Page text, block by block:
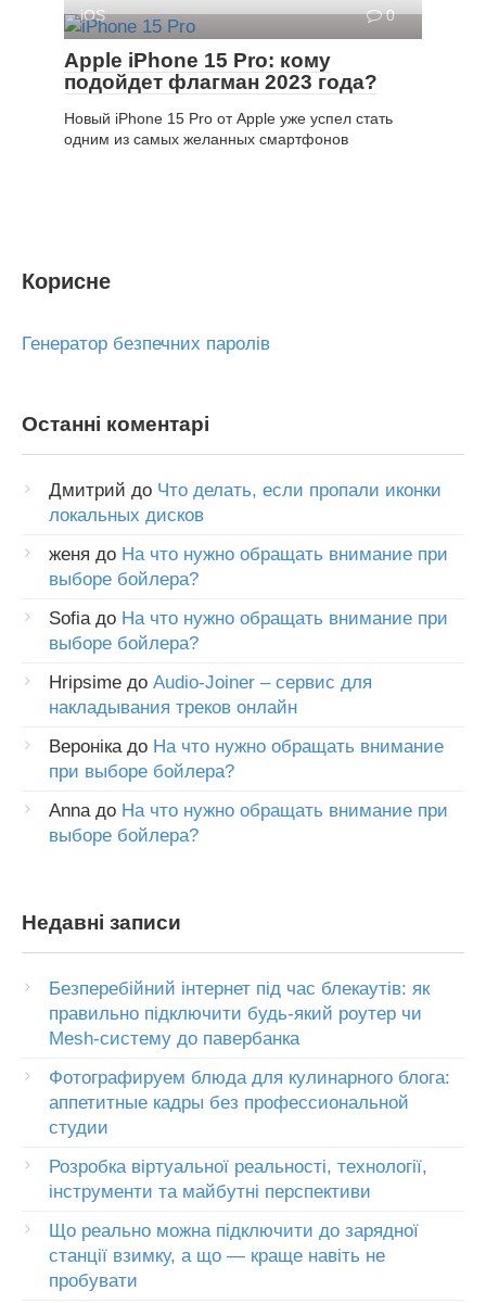
iOS 0
Apple iPhone 15 Pro: кому
подойдет флагман 2023 года?
Новый iPhone 15 Pro от Apple уже успел стать
одним из самых желанных смартфонов
Корисне
Генератор безпечних паролів
Останні коментарі
Дмитрий до Что делать, если пропали иконки
локальных дисков
женя до На что нужно обращать внимание при
выборе бойлера?
Sofia до На что нужно обращать внимание при
выборе бойлера?
Hripsime до Audio-Joiner – сервис для
накладывания треков онлайн
Вероніка до На что нужно обращать внимание
при выборе бойлера?
Anna до На что нужно обращать внимание при
выборе бойлера?
Недавні записи
Безперебійний інтернет під час блекаутів: як
правильно підключити будь-який роутер чи
Mesh-систему до павербанка
Фотографируем блюда для кулинарного блога:
аппетитные кадры без профессиональной
студии
Розробка віртуальної реальності, технології,
інструменти та майбутні перспективи
Що реально можна підключити до зарядної
станції взимку, а що — краще навіть не
пробувати